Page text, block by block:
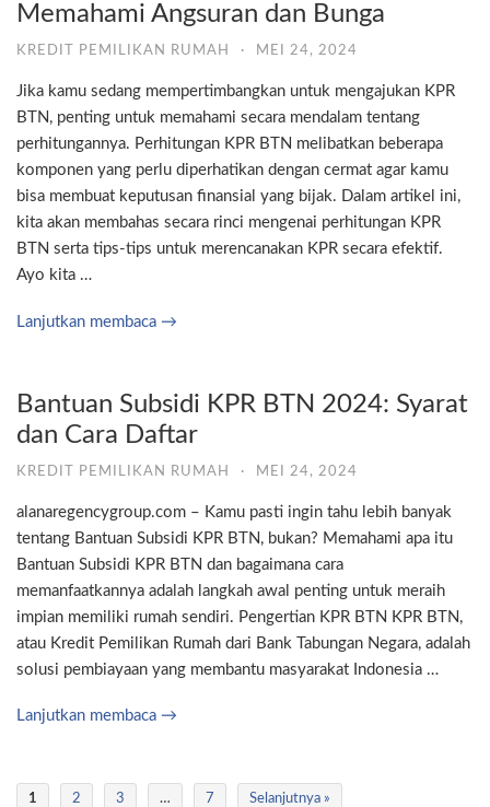
Memahami Angsuran dan Bunga
KREDIT PEMILIKAN RUMAH · MEI 24, 2024
Jika kamu sedang mempertimbangkan untuk mengajukan KPR
BTN, penting untuk memahami secara mendalam tentang
perhitungannya. Perhitungan KPR BTN melibatkan beberapa
komponen yang perlu diperhatikan dengan cermat agar kamu
bisa membuat keputusan finansial yang bijak. Dalam artikel ini,
kita akan membahas secara rinci mengenai perhitungan KPR
BTN serta tips-tips untuk merencanakan KPR secara efektif.
Ayo kita …
Lanjutkan membaca →
Bantuan Subsidi KPR BTN 2024: Syarat
dan Cara Daftar
KREDIT PEMILIKAN RUMAH · MEI 24, 2024
alanaregencygroup.com – Kamu pasti ingin tahu lebih banyak
tentang Bantuan Subsidi KPR BTN, bukan? Memahami apa itu
Bantuan Subsidi KPR BTN dan bagaimana cara
memanfaatkannya adalah langkah awal penting untuk meraih
impian memiliki rumah sendiri. Pengertian KPR BTN KPR BTN,
atau Kredit Pemilikan Rumah dari Bank Tabungan Negara, adalah
solusi pembiayaan yang membantu masyarakat Indonesia …
Lanjutkan membaca →
1 2 3 … 7 Selanjutnya »